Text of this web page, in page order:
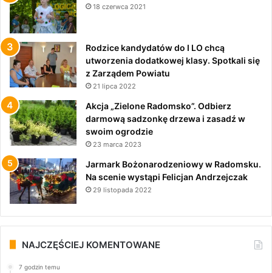
18 czerwca 2021
Rodzice kandydatów do I LO chcą
utworzenia dodatkowej klasy. Spotkali się
z Zarządem Powiatu
21 lipca 2022
Akcja „Zielone Radomsko”. Odbierz
darmową sadzonkę drzewa i zasadź w
swoim ogrodzie
23 marca 2023
Jarmark Bożonarodzeniowy w Radomsku.
Na scenie wystąpi Felicjan Andrzejczak
29 listopada 2022
NAJCZĘŚCIEJ KOMENTOWANE
7 godzin temu